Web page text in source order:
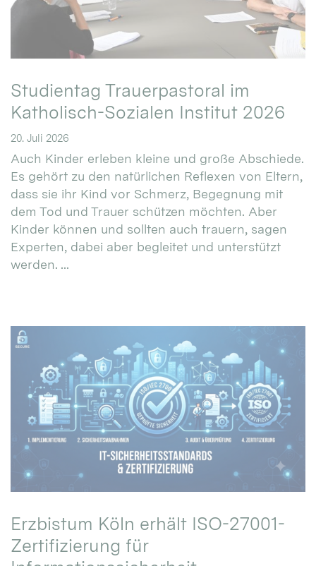
Studientag Trauerpastoral im
Katholisch-Sozialen Institut 2026
20. Juli 2026
Auch Kinder erleben kleine und große Abschiede.
Es gehört zu den natürlichen Reflexen von Eltern,
dass sie ihr Kind vor Schmerz, Begegnung mit
dem Tod und Trauer schützen möchten. Aber
Kinder können und sollten auch trauern, sagen
Experten, dabei aber begleitet und unterstützt
werden. ...
Erzbistum Köln erhält ISO-27001-
Zertifizierung für